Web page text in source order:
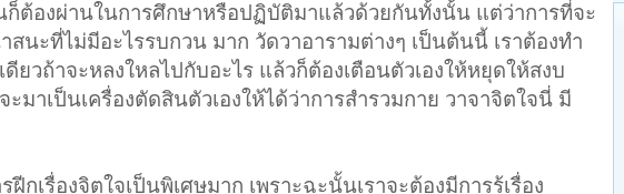
นก็ต้องผ่านในการศึกษาหรือปฏิบัติมาแล้วด้วยกันทั้งนั้น แต่ว่าการที่จะ
สนะที่ไม่มีอะไรรบกวน มาก วัดวาอารามต่างๆ เป็นต้นนี้ เราต้องทำ
ยวถ้าจะหลงใหลไปกับอะไร แล้วก็ต้องเตือนตัวเองให้หยุดให้สงบ
มาเป็นเครื่องตัดสินตัวเองให้ได้ว่าการสำรวมกาย วาจาจิตใจนี่ มี
กเรื่องจิตใจเป็นพิเศษมาก เพราะฉะนั้นเราจะต้องมีการรู้เรื่อง